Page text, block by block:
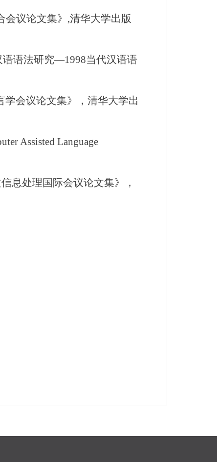
议论文集》,清华大学出版
语语法研究—1998当代汉语语
会议论文集》，清华大学出
Assisted Language
息处理国际会议论文集》，